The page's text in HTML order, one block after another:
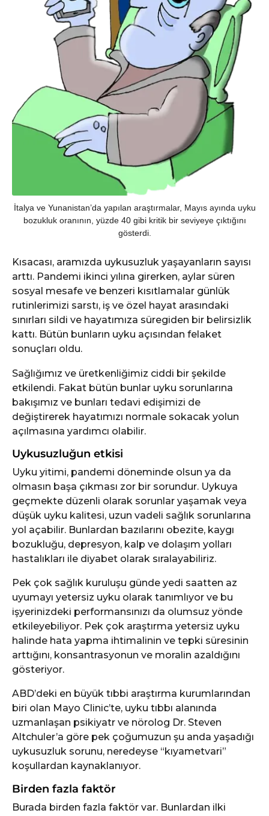
İtalya ve Yunanistan’da yapılan araştırmalar, Mayıs ayında uyku
bozukluk oranının, yüzde 40 gibi kritik bir seviyeye çıktığını
gösterdi.
Kısacası, aramızda uykusuzluk yaşayanların sayısı
arttı. Pandemi ikinci yılına girerken, aylar süren
sosyal mesafe ve benzeri kısıtlamalar günlük
rutinlerimizi sarstı, iş ve özel hayat arasındaki
sınırları sildi ve hayatımıza süregiden bir belirsizlik
kattı. Bütün bunların uyku açısından felaket
sonuçları oldu.
Sağlığımız ve üretkenliğimiz ciddi bir şekilde
etkilendi. Fakat bütün bunlar uyku sorunlarına
bakışımız ve bunları tedavi edişimizi de
değiştirerek hayatımızı normale sokacak yolun
açılmasına yardımcı olabilir.
Uykusuzluğun etkisi
Uyku yitimi, pandemi döneminde olsun ya da
olmasın başa çıkması zor bir sorundur. Uykuya
geçmekte düzenli olarak sorunlar yaşamak veya
düşük uyku kalitesi, uzun vadeli sağlık sorunlarına
yol açabilir. Bunlardan bazılarını obezite, kaygı
bozukluğu, depresyon, kalp ve dolaşım yolları
hastalıkları ile diyabet olarak sıralayabiliriz.
Pek çok sağlık kuruluşu günde yedi saatten az
uyumayı yetersiz uyku olarak tanımlıyor ve bu
işyerinizdeki performansınızı da olumsuz yönde
etkileyebiliyor. Pek çok araştırma yetersiz uyku
halinde hata yapma ihtimalinin ve tepki süresinin
arttığını, konsantrasyonun ve moralin azaldığını
gösteriyor.
ABD’deki en büyük tıbbi araştırma kurumlarından
biri olan Mayo Clinic’te, uyku tıbbı alanında
uzmanlaşan psikiyatr ve nörolog Dr. Steven
Altchuler’a göre pek çoğumuzun şu anda yaşadığı
uykusuzluk sorunu, neredeyse “kıyametvari”
koşullardan kaynaklanıyor.
Birden fazla faktör
Burada birden fazla faktör var. Bunlardan ilki